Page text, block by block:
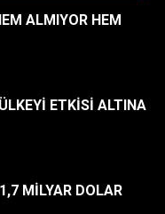
ALMIYOR HEM
ETKİSİ ALTINA
MİLYAR DOLAR